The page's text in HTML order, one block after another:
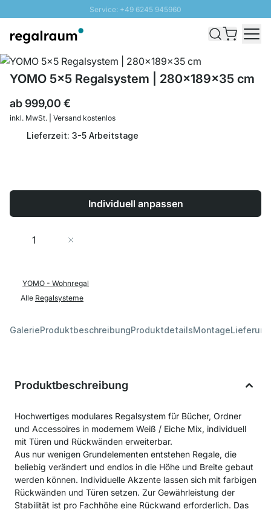
Service: +49 6245 945960
Schnelle Lieferung - Gratis Versand ab 100€
SUNNY SALE: Bis zu 20% Rabatt
YOMO 5x5 Regalsystem | 280x189x35 cm
ab999,00 €
inkl. MwSt. | Versand kostenlos
Lieferzeit: 3-5 Arbeitstage
Individuell anpassen
Menge
YOMO - Wohnregal
Alle Regalsysteme
GalerieProduktbeschreibungProduktdetailsMontage
Produktbeschreibung
Hochwertiges modulares Regalsystem für Bücher, Ordner
und Accessoires in modernem Weiß / Eiche Mix, individuell
mit Türen und Rückwänden erweiterbar.
Aus nur wenigen Grundelementen entstehen Regale, die
beliebig verändert und endlos in die Höhe und Breite gebaut
werden können. Individuelle Akzente lassen sich mit farbigen
Rückwänden und Türen setzen. Zur Gewährleistung der
Stabilität ist pro Fachhöhe eine Rückwand erforderlich. Das